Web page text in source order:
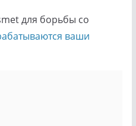
для борьбы со
ваши